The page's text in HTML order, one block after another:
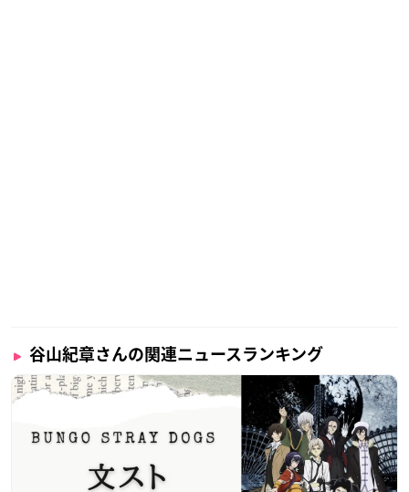
谷山紀章さんの関連ニュースランキング